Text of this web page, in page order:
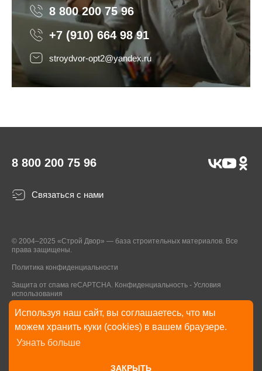
Используя наш сайт, вы соглашаетесь, что мы
можем хранить куки (cookies) в вашем браузере.
Узнать больше
ЗАКРЫТЬ
8 800 200 75 96 8 800 200 75 96
+7 (910) 664 98 91
stroydvor-opt2@yandex.ru
8 800 200 75 96
Связаться с нами
© 2004–2025 «Строй Двор» — база строительных материалов. Все
права защищены.
Политика конфиденциальности
Защита от спама reCAPTCHA. Конфиденциальность - Условия
использования
* Указанные на Сайте цены, комплектации, описания и технические
характеристики могут быть изменены в любое время без уведомления
пользователей Сайта. Внешний вид товаров и упаковки может